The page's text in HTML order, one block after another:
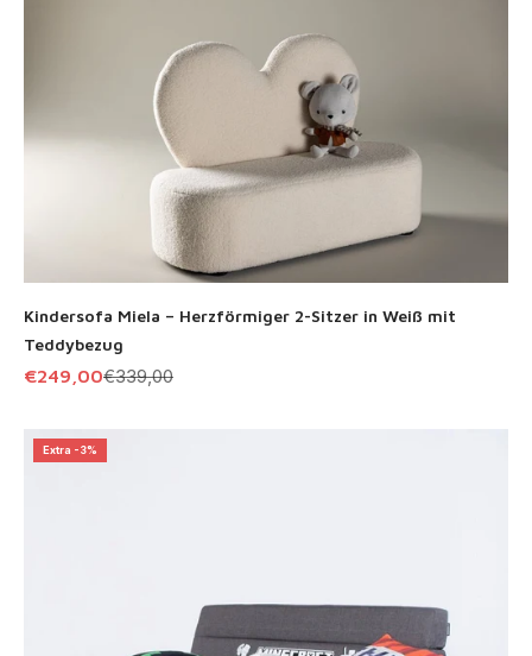
Kindersofa Miela – Herzförmiger 2-Sitzer in Weiß mit
Teddybezug
Angebot
€249,00Regulärer Preis
€339,00
Extra -3%